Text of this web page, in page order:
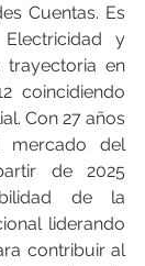
Cuentas. Es
y
trayectoria en
coincidiendo
Con 27 años
mercado del
de 2025
de la
liderando
contribuir al